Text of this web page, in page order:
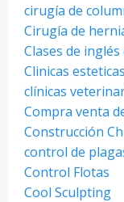
cirugía de
Cirugía de
Clases de inglés
Clinicas esteticas
clínicas
Compra venta
Construcción
control de
Control Flotas
Cool Sculpting